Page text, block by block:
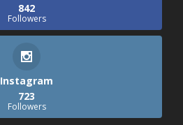
842
Followers
Instagram
723
Followers